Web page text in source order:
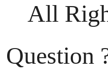
All
Question